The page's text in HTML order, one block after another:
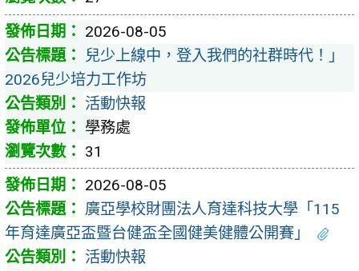
2026-08-05
兒少上線中，登入我們的社群時代！」
2026兒少培力工作坊
活動快報
學務處
31
2026-08-05
廣亞學校財團法人育達科技大學「115
年育達廣亞盃暨台健盃全國健美健體公開賽」
活動快報